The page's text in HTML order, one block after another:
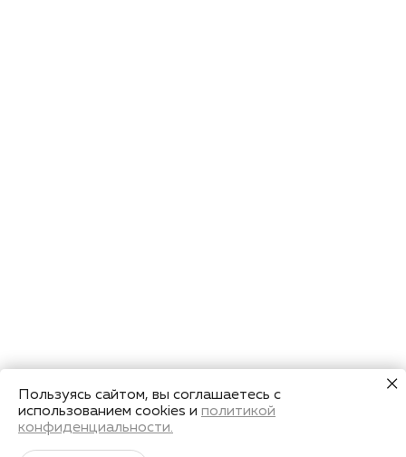
Пользуясь сайтом, вы соглашаетесь с
использованием cookies и политикой
конфиденциальности.